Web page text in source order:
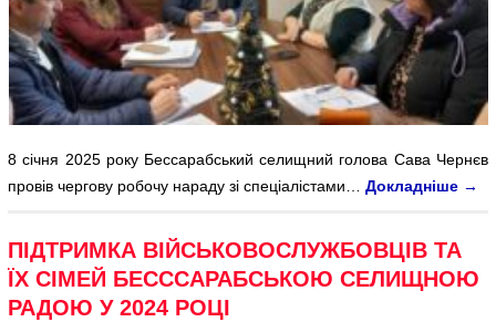
8 січня 2025 року Бессарабський селищний голова Сава Чернєв
провів чергову робочу нараду зі спеціалістами…Докладніше →
ПІДТРИМКА ВІЙСЬКОВОСЛУЖБОВЦІВ ТА
ЇХ СІМЕЙ БЕСССАРАБСЬКОЮ СЕЛИЩНОЮ
РАДОЮ У 2024 РОЦІ